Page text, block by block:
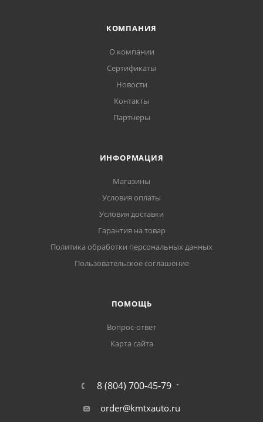
КОМПАНИЯ
О компании
Сертификаты
Новости
Контакты
Партнеры
ИНФОРМАЦИЯ
Магазины
Условия оплаты
Условия доставки
Гарантия на товар
Политика обработки персональных данных
Пользовательское соглашение
ПОМОЩЬ
Вопрос-ответ
Карта сайта
8 (804) 700-45-79
order@kmtxauto.ru